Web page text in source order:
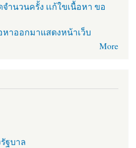
ำนวนครั้ง เเก้ใขเนื้อหา ขอ
หาออกมาแสดงหน้าเว็บ
More
ฐบาล